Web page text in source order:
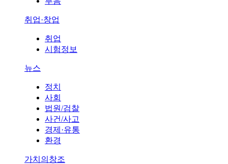
취업·창업
취업
시험정보
뉴스
정치
사회
법원/검찰
사건/사고
경제·유통
환경
가치의창조